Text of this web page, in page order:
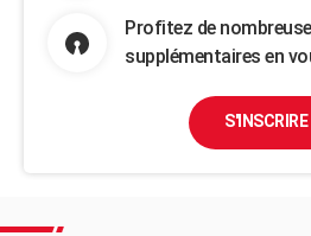
Profitez de
supplémentaires en
S'INSCRIRE